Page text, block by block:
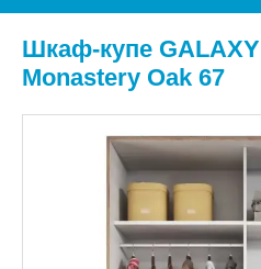
Шкаф-купе
Monastery Oak 67